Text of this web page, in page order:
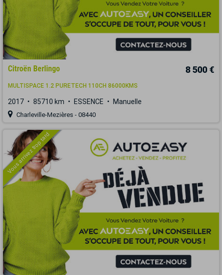
Citroën Berlingo 8 500 €
MULTISPACE 1.2 PURETECH 110CH 86000KMS
2017 85710 km ESSENCE Manuelle
Charleville-Mezières - 08440
Vous arrivez trop tard